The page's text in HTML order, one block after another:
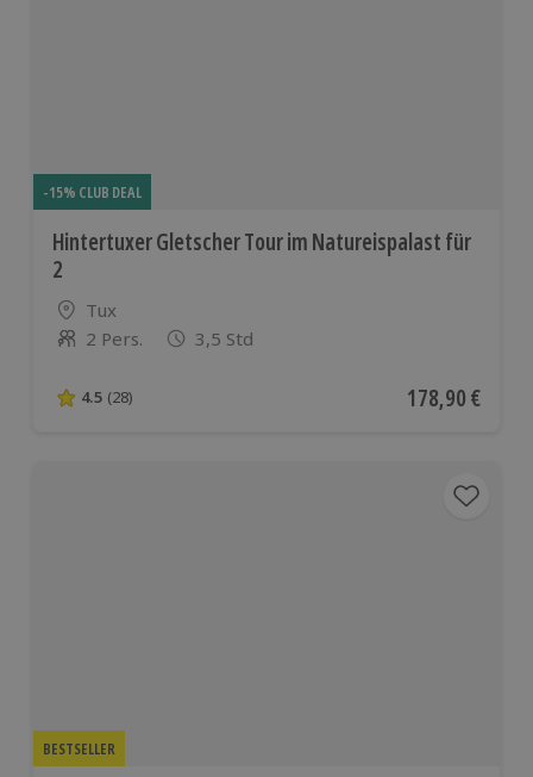
-15% CLUB DEAL
Hintertuxer Gletscher Tour im Natureispalast für
2
Standort
Tux
Anzahl der Teilnehmer
2 Pers. 3,5 Std
4.5 von 5 Sternen basierend auf 28 Bewertungen
4.5 (28) Aktueller Preis
178,90 €
BESTSELLER